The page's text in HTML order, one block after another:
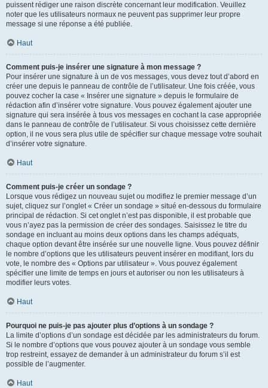
puissent rédiger une raison discrète concernant leur modification. Veuillez
noter que les utilisateurs normaux ne peuvent pas supprimer leur propre
message si une réponse a été publiée.
Haut
Comment puis-je insérer une signature à mon message ?
Pour insérer une signature à un de vos messages, vous devez tout d’abord en
créer une depuis le panneau de contrôle de l’utilisateur. Une fois créée, vous
pouvez cocher la case « Insérer une signature » depuis le formulaire de
rédaction afin d’insérer votre signature. Vous pouvez également ajouter une
signature qui sera insérée à tous vos messages en cochant la case appropriée
dans le panneau de contrôle de l’utilisateur. Si vous choisissez cette dernière
option, il ne vous sera plus utile de spécifier sur chaque message votre souhait
d’insérer votre signature.
Haut
Comment puis-je créer un sondage ?
Lorsque vous rédigez un nouveau sujet ou modifiez le premier message d’un
sujet, cliquez sur l’onglet « Créer un sondage » situé en-dessous du formulaire
principal de rédaction. Si cet onglet n’est pas disponible, il est probable que
vous n’ayez pas la permission de créer des sondages. Saisissez le titre du
sondage en incluant au moins deux options dans les champs adéquats,
chaque option devant être insérée sur une nouvelle ligne. Vous pouvez définir
le nombre d’options que les utilisateurs peuvent insérer en modifiant, lors du
vote, le nombre des « Options par utilisateur ». Vous pouvez également
spécifier une limite de temps en jours et autoriser ou non les utilisateurs à
modifier leurs votes.
Haut
Pourquoi ne puis-je pas ajouter plus d’options à un sondage ?
La limite d’options d’un sondage est décidée par les administrateurs du forum.
Si le nombre d’options que vous pouvez ajouter à un sondage vous semble
trop restreint, essayez de demander à un administrateur du forum s’il est
possible de l’augmenter.
Haut